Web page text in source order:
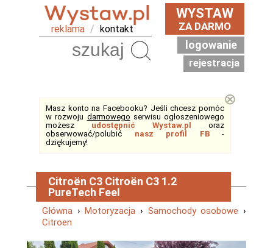
reklama / kontakt
WYSTAW
ZA DARMO
logowanie
rejestracja
Masz konto na Facebooku? Jeśli chcesz pomóc
w rozwoju darmowego serwisu ogłoszeniowego
możesz udostępnić Wystaw.pl
oraz
obserwować/polubić nasz profil FB-
dziękujemy!
⊗
Citroën C3 Citroën C3 1.2
PureTech Feel
Główna ›Motoryzacja › Samochody osobowe ›
Citroen